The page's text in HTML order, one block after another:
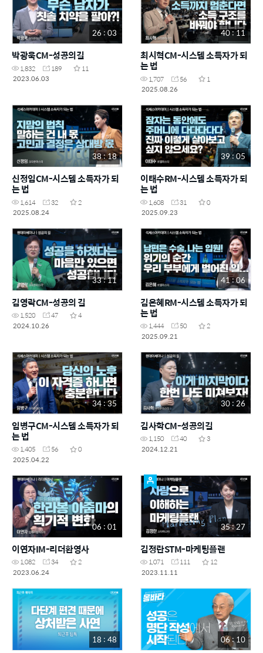
26 : 03
박광욱CM-성공의길
1,832 189
11
2023.06.03
40 : 11
최시혁CM-시스템 소득자가 되
는 법
1,707 56
1
2025.08.26
38 : 18
신정임CM-시스템 소득자가 되
는 법
1,614 32
2
2025.08.24
39 : 05
이태수RM-시스템 소득자가 되
는 법
1,608 31
0
2025.09.23
33 : 11
김영락CM-성공의 길
1,520 47
4
2024.10.26
41 : 06
김은혜RM-시스템 소득자가 되
는 법
1,444 50
2
2025.09.21
34 : 35
임병구CM-시스템 소득자가 되
는 법
1,405 56
0
2025.04.22
30 : 26
김사학CM-성공의길
1,150 40
3
2024.12.21
06 : 01
이연자IM-리더환영사
1,082 34
2
2023.06.24
35 : 27
김정란STM-마케팅플랜
1,071 111
12
2023.11.11
18 : 48 06 : 10